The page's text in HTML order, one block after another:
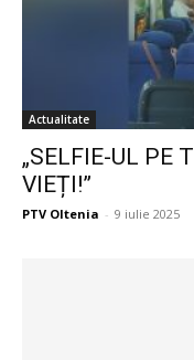
Actualitate
„SELFIE-UL PE
VIEȚI!”
PTV Oltenia - 9 iulie 2025